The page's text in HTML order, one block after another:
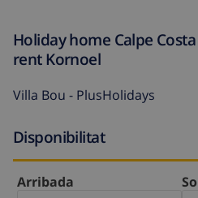
Holiday home Calpe
rent Kornoel
Villa Bou - PlusHolidays
Disponibilitat
Arribada